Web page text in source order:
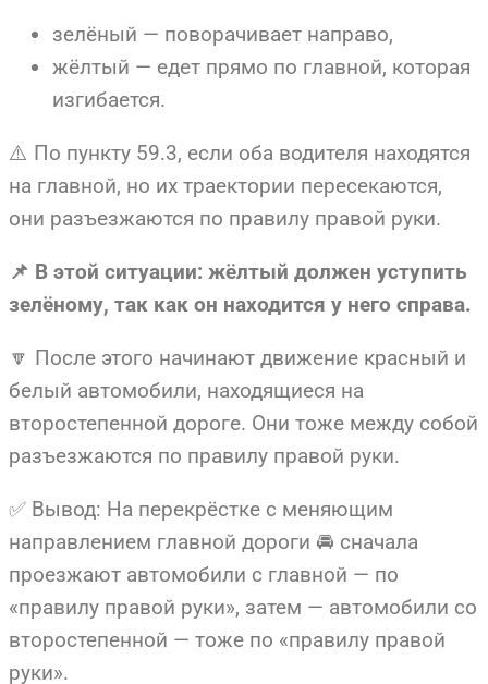
зелёный — поворачивает направо,
жёлтый — едет прямо по главной, которая
изгибается.
⚠️ По пункту 59.3, если оба водителя находятся
на главной, но их траектории пересекаются,
они разъезжаются по правилу правой руки.
📌 В этой ситуации: жёлтый должен уступить
зелёному, так как он находится у него справа.
🔽 После этого начинают движение красный и
белый автомобили, находящиеся на
второстепенной дороге. Они тоже между собой
разъезжаются по правилу правой руки.
✅ Вывод: На перекрёстке с меняющим
направлением главной дороги 🚘 сначала
проезжают автомобили с главной — по
«правилу правой руки», затем — автомобили со
второстепенной — тоже по «правилу правой
руки».